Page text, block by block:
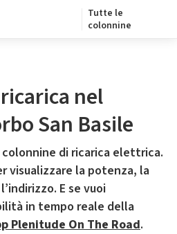
Tutte le
colonnine
nel
San Basile
di ricarica elettrica.
visualizzare la potenza, la
E se vuoi
in tempo reale della
Plenitude On The Road.